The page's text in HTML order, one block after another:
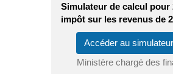
Simulateur de calcul pour
impôt sur les revenus de
Accéder au
Ministère chargé des